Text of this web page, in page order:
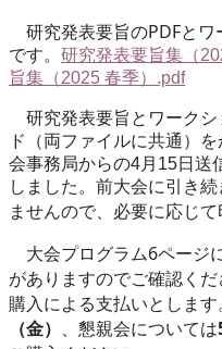
研究発表要旨のPDFとワ
です。 研究発表要旨集（
旨集（2025 春季）.pdf
研究発表要旨とワークシ
ド（両ファイルに共通）
会事務局からの4月15日送
しました 。前大会に引き
ませんので、必要に応じ
大会プログラム6ページ
がありますのでご確認く
購入による支払いとします
（金）
、懇親会については